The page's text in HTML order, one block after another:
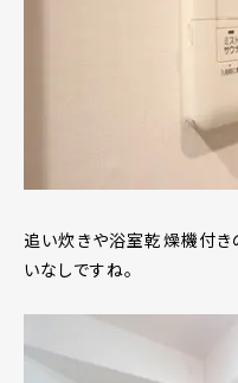
追い炊きや浴室乾燥機付き
いなしですね。